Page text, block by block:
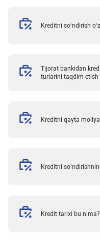
Kreditni so‘ndirish
Tijorat bankidan
turlarini taqdim etish
Kreditni qayta
Kreditni
Kredit tarixi bu nima?